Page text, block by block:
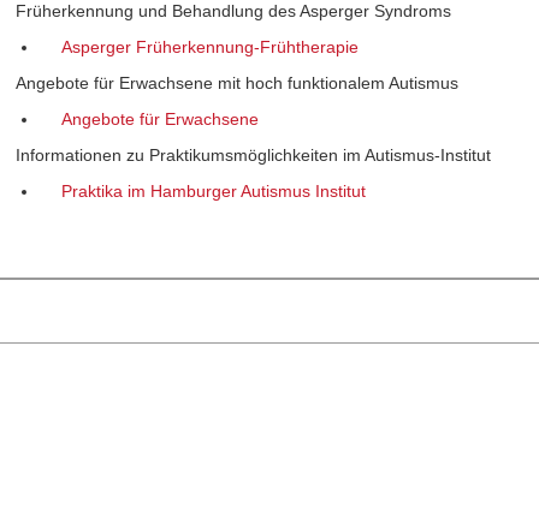
Früherkennung und Behandlung des Asperger Syndroms
Asperger Früherkennung-Frühtherapie
Angebote für Erwachsene mit hoch funktionalem Autismus
Angebote für Erwachsene
Informationen zu Praktikumsmöglichkeiten im Autismus-Institut
Praktika im Hamburger Autismus Institut